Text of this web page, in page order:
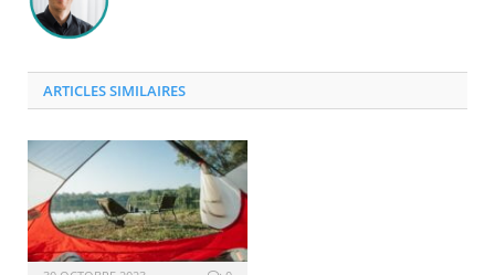
ARTICLES SIMILAIRES